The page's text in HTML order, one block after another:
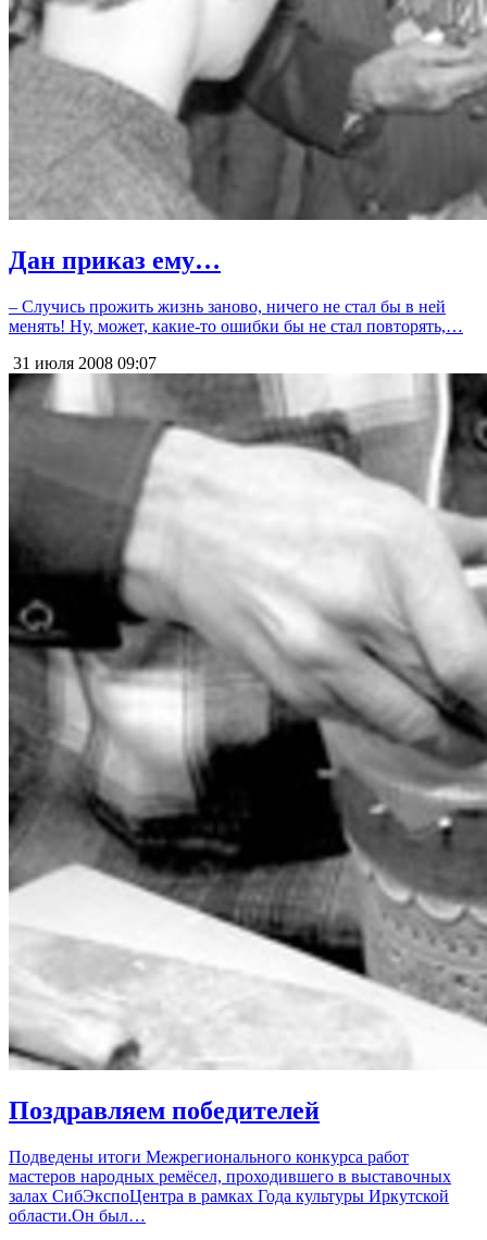
Дан приказ ему…
– Случись прожить жизнь заново, ничего не стал бы в ней
менять! Ну, может, какие-то ошибки бы не стал повторять,…
31 июля 2008 09:07
Поздравляем победителей
Подведены итоги Межрегионального конкурса работ
мастеров народных ремёсел, проходившего в выставочных
залах СибЭкспоЦентра в рамках Года культуры Иркутской
области.Он был…